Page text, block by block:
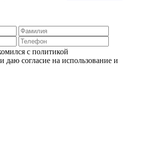
с политикой
даю согласие на использование и